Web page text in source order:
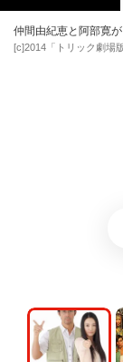
仲間由紀恵と阿部寛
[c]2014「トリック劇場